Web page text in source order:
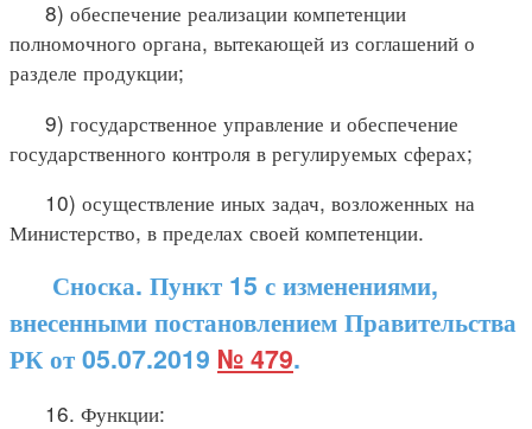
8) обеспечение реализации компетенции
полномочного органа, вытекающей из соглашений о
разделе продукции;
9) государственное управление и обеспечение
государственного контроля в регулируемых сферах;
10) осуществление иных задач, возложенных на
Министерство, в пределах своей компетенции.
Сноска. Пункт 15 с изменениями,
внесенными постановлением Правительства
РК от 05.07.2019 № 479.
16. Функции: